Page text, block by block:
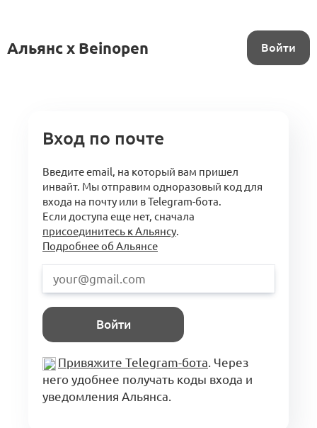
Альянс x Beinopen Войти
Вход по почте
Введите email, на который вам пришел
инвайт. Мы отправим одноразовый код для
входа на почту или в Telegram-бота.
Если доступа еще нет, сначала
присоединитесь к Альянсу.
Подробнее об Альянсе
Войти
Привяжите Telegram-бота. Через
него удобнее получать коды входа и
уведомления Альянса.